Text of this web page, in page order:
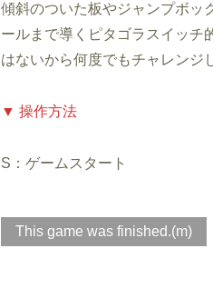
傾斜のついた板やジャンプボッ
ールまで導くピタゴラスイッチ
はないから何度でもチャレンジ
▼ 操作方法
S：ゲームスタート
This game was finished.(m)